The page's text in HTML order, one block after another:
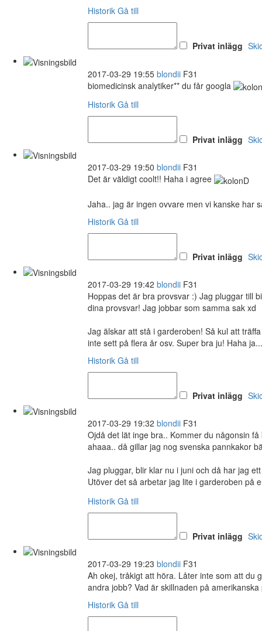
Historik Gå till
Privat inlägg
2017-03-29 19:55 blondii F31
biomedicinsk analytiker** du får googla
Historik Gå till
Privat inlägg
2017-03-29 19:50 blondii F31
Det är väldigt coolt!! Haha i agree
Jaha.. jag är ingen ovvare men vi kanske har
Historik Gå till
Privat inlägg
2017-03-29 19:42 blondii F31
Hoppas det är bra provsvar :) Jag pluggar till
dina provsvar! Jag jobbar som samma sak xd
Jag älskar att stå i garderoben! Så kul att
inte sett på flera år osv. Super bra ju! Haha
Historik Gå till
Privat inlägg
2017-03-29 19:32 blondii F31
Ojdå det lät inge bra.. Kommer du någonsin få
ahaaa.. då gillar jag nog svenska pannkakor
Jag pluggar, blir klar nu i juni och då har jag
Utöver det så arbetar jag lite i garderoben på
Historik Gå till
Privat inlägg
2017-03-29 19:23 blondii F31
Ah okej, tråkigt att höra. Låter inte som att du
andra jobb? Vad är skillnaden på
Historik Gå till